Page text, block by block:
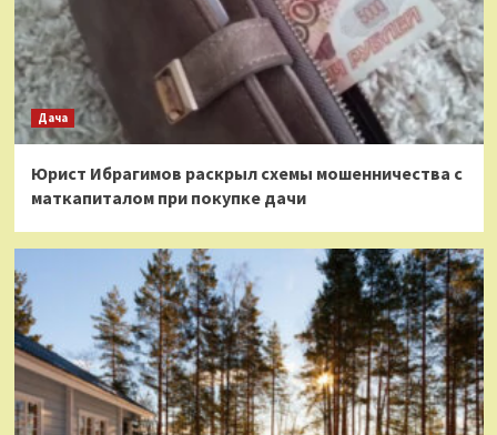
Дача
Юрист Ибрагимов раскрыл схемы мошенничества с
маткапиталом при покупке дачи